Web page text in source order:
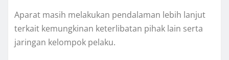
Aparat masih melakukan pendalaman lebih lanjut
terkait kemungkinan keterlibatan pihak lain serta
jaringan kelompok pelaku.